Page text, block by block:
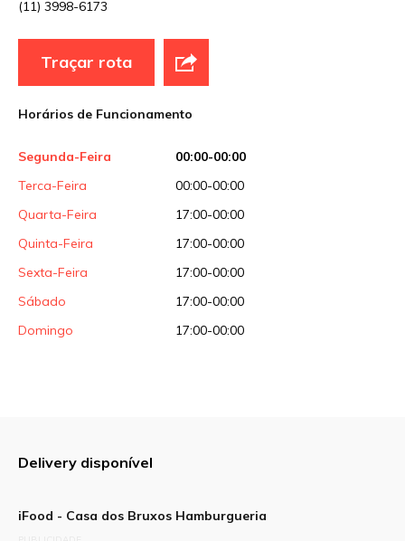
(11) 3998-6173
Traçar rota
Horários de Funcionamento
Segunda-Feira
00:00-00:00
Terca-Feira
00:00-00:00
Quarta-Feira
17:00-00:00
Quinta-Feira
17:00-00:00
Sexta-Feira
17:00-00:00
Sábado
17:00-00:00
Domingo
17:00-00:00
Delivery disponível
iFood - Casa dos Bruxos Hamburgueria